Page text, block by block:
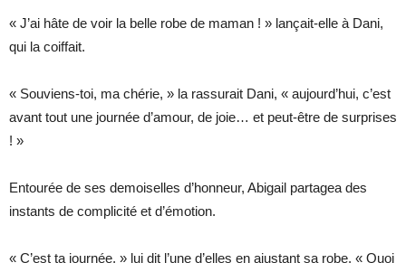
« J’ai hâte de voir la belle robe de maman ! » lançait-elle à Dani,
qui la coiffait.
« Souviens-toi, ma chérie, » la rassurait Dani, « aujourd’hui, c’est
avant tout une journée d’amour, de joie… et peut-être de surprises
! »
Entourée de ses demoiselles d’honneur, Abigail partagea des
instants de complicité et d’émotion.
« C’est ta journée, » lui dit l’une d’elles en ajustant sa robe. « Quoi